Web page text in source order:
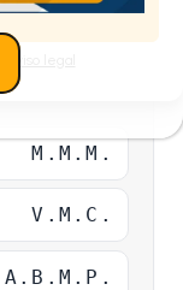
R.M.E.A.
M.M.M.
V.M.C.
A.B.M.P.